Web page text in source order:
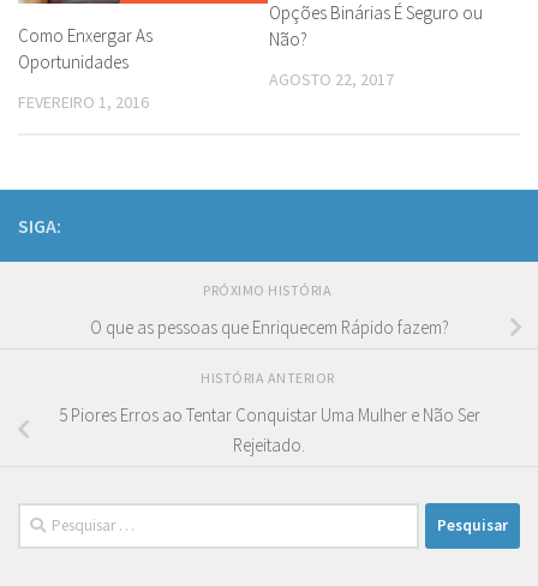
Como Enxergar As
Oportunidades
FEVEREIRO 1, 2016
Opções Binárias É Seguro ou
Não?
AGOSTO 22, 2017
SIGA:
PRÓXIMO HISTÓRIA
O que as pessoas que Enriquecem Rápido fazem?
HISTÓRIA ANTERIOR
5 Piores Erros ao Tentar Conquistar Uma Mulher e Não Ser
Rejeitado.
Pesquisar
por: